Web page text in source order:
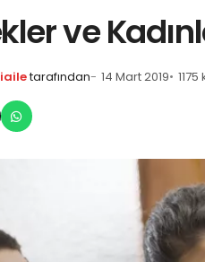
ve
tarafından 14 Mart 2019